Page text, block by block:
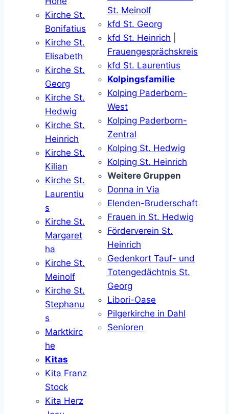
Kirche St.
Bonifatius
Kirche St.
Elisabeth
Kirche St.
Georg
Kirche St.
Hedwig
Kirche St.
Heinrich
Kirche St.
Kilian
Kirche St.
Laurentiu
s
Kirche St.
Margaret
ha
Kirche St.
Meinolf
Kirche St.
Stephanu
s
Marktkirc
he
Kitas
Kita Franz
Stock
Kita Herz
St. Meinolf
kfd St. Georg
kfd St. Heinrich
Frauengesprächskreis
kfd St. Laurentius
Kolpingsfamilie
Kolping Paderborn-
West
Kolping Paderborn-
Zentral
Kolping St. Hedwig
Kolping St. Heinrich
Weitere Gruppen
Donna in Via
Elenden-Bruderschaft
Frauen in St. Hedwig
Förderverein St.
Heinrich
Gedenkort Tauf- und
Totengedächtnis St.
Georg
Libori-Oase
Pilgerkirche in Dahl
Senioren